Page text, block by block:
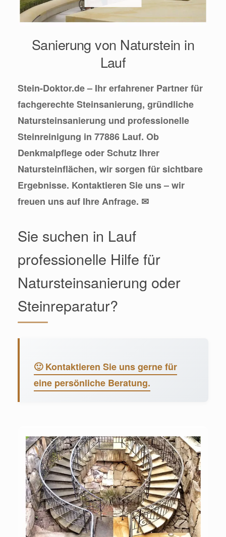
Sanierung von Naturstein in
Lauf
Stein-Doktor.de – Ihr erfahrener Partner für
fachgerechte Steinsanierung, gründliche
Natursteinsanierung und professionelle
Steinreinigung in 77886 Lauf. Ob
Denkmalpflege oder Schutz Ihrer
Natursteinflächen, wir sorgen für sichtbare
Ergebnisse. Kontaktieren Sie uns – wir
freuen uns auf Ihre Anfrage. ✉
Sie suchen in Lauf
professionelle Hilfe für
Natursteinsanierung oder
Steinreparatur?
🙂 Kontaktieren Sie uns gerne für
eine persönliche Beratung.